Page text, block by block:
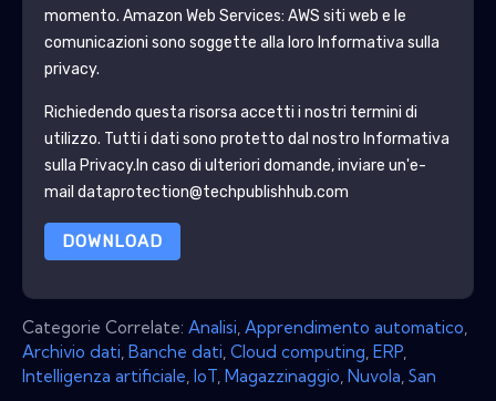
momento. Amazon Web Services: AWS siti web e le
comunicazioni sono soggette alla loro Informativa sulla
privacy.
Richiedendo questa risorsa accetti i nostri termini di
utilizzo. Tutti i dati sono protetto dal nostro Informativa
sulla Privacy.In caso di ulteriori domande, inviare un'e-
mail dataprotection@techpublishhub.com
DOWNLOAD
Categorie Correlate: Analisi Apprendimento automatico
Archivio dati Banche dati Cloud computing ERP
Intelligenza artificiale IoT Magazzinaggio Nuvola San